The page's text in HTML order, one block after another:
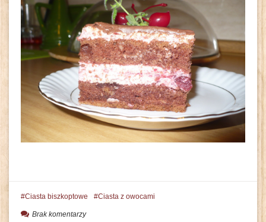
Ciasta biszkoptowe Ciasta z owocami
Brak komentarzy